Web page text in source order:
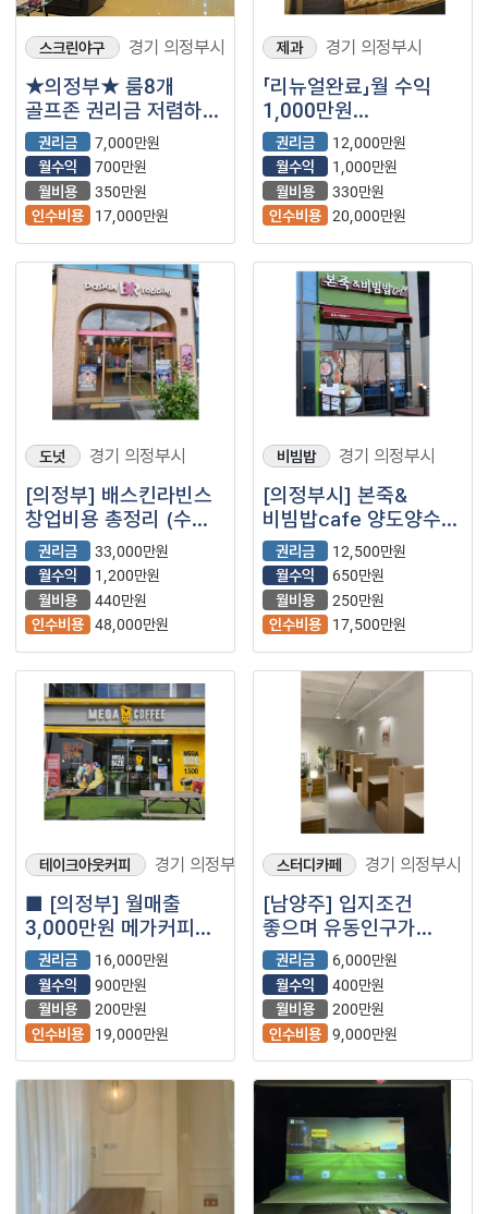
스크린야구 경기 의정부시
★의정부★ 룸8개
골프존 권리금 저렴하게
내놓습니다!!
권리금
7,000만원
월수익
700만원
월비용
350만원
인수비용
17,000만원
제과 경기 의정부시
「리뉴얼완료」월 수익
1,000만원
【파리바게뜨】
권리금
12,000만원
월수익
1,000만원
월비용
330만원
인수비용 20,000만원
도넛 경기 의정부시
[의정부] 배스킨라빈스
창업비용 총정리 (수익/
상권분석/
베스킨라빈스/
프랜차이즈)
권리금
33,000만원
월수익
1,200만원
월비용
440만원
인수비용 48,000만원
비빔밥 경기 의정부시
[의정부시] 본죽&
비빔밥cafe 양도양수
창업 매물
권리금
12,500만원
월수익
650만원
월비용
250만원
인수비용
17,500만원
테이크아웃커피 경기 의정부시
■ [의정부] 월매출
3,000만원 메가커피
양도양수 창업 매물
(프랜차이즈｜저가커피
｜카페)
권리금
16,000만원
월수익
900만원
월비용
200만원
인수비용
19,000만원
스터디카페 경기 의정부시
[남양주] 입지조건
좋으며 유동인구가
끊이지않는 스터디카페
소개합니다!
권리금
6,000만원
월수익
400만원
월비용
200만원
인수비용 9,000만원